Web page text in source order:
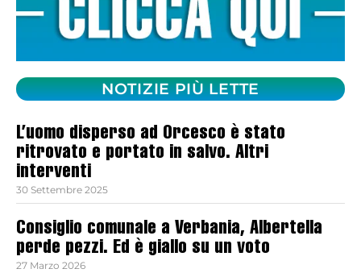
NOTIZIE PIÙ LETTE
L’uomo disperso ad Orcesco è stato
ritrovato e portato in salvo. Altri
interventi
30 Settembre 2025
Consiglio comunale a Verbania, Albertella
perde pezzi. Ed è giallo su un voto
27 Marzo 2026